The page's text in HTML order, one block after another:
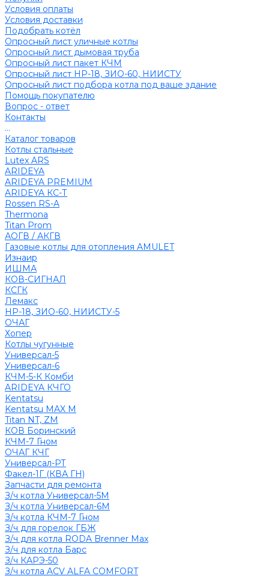
Условия оплаты
Условия доставки
Подобрать котёл
Опросный лист уличные котлы
Опросный лист дымовая труба
Опросный лист пакет КЧМ
Опросный лист НР-18, ЗИО-60, НИИСТУ
Опросный лист подбора котла под ваше здание
Помощь покупателю
Вопрос - ответ
Контакты
...
Каталог товаров
Котлы стальные
Lutex ARS
ARIDEYA
ARIDEYA PREMIUM
ARIDEYA КС-Т
Rossen RS-A
Thermona
Titan Prom
АОГВ / АКГВ
Газовые котлы для отопления AMULET
Изнаир
ИШМА
КОВ-СИГНАЛ
КСГК
Лемакс
НР-18, ЗИО-60, НИИСТУ-5
ОЧАГ
Хопер
Котлы чугунные
Универсал-5
Универсал-6
КЧМ-5-К Комби
ARIDEYA КЧГО
Kentatsu
Kentatsu MAX M
Titan NT, ZM
КОВ Боринский
КЧМ-7 Гном
ОЧАГ КЧГ
Универсал-РТ
Факел-1Г (КВА ГН)
Запчасти для ремонта
З/ч котла Универсал-5М
З/ч котла Универсал-6М
З/ч котла КЧМ-7 Гном
З/ч для горелок ГБЖ
З/ч для котла RODA Brenner Max
З/ч для котла Барс
З/ч КАРЭ-50
З/ч котла ACV ALFA COMFORT